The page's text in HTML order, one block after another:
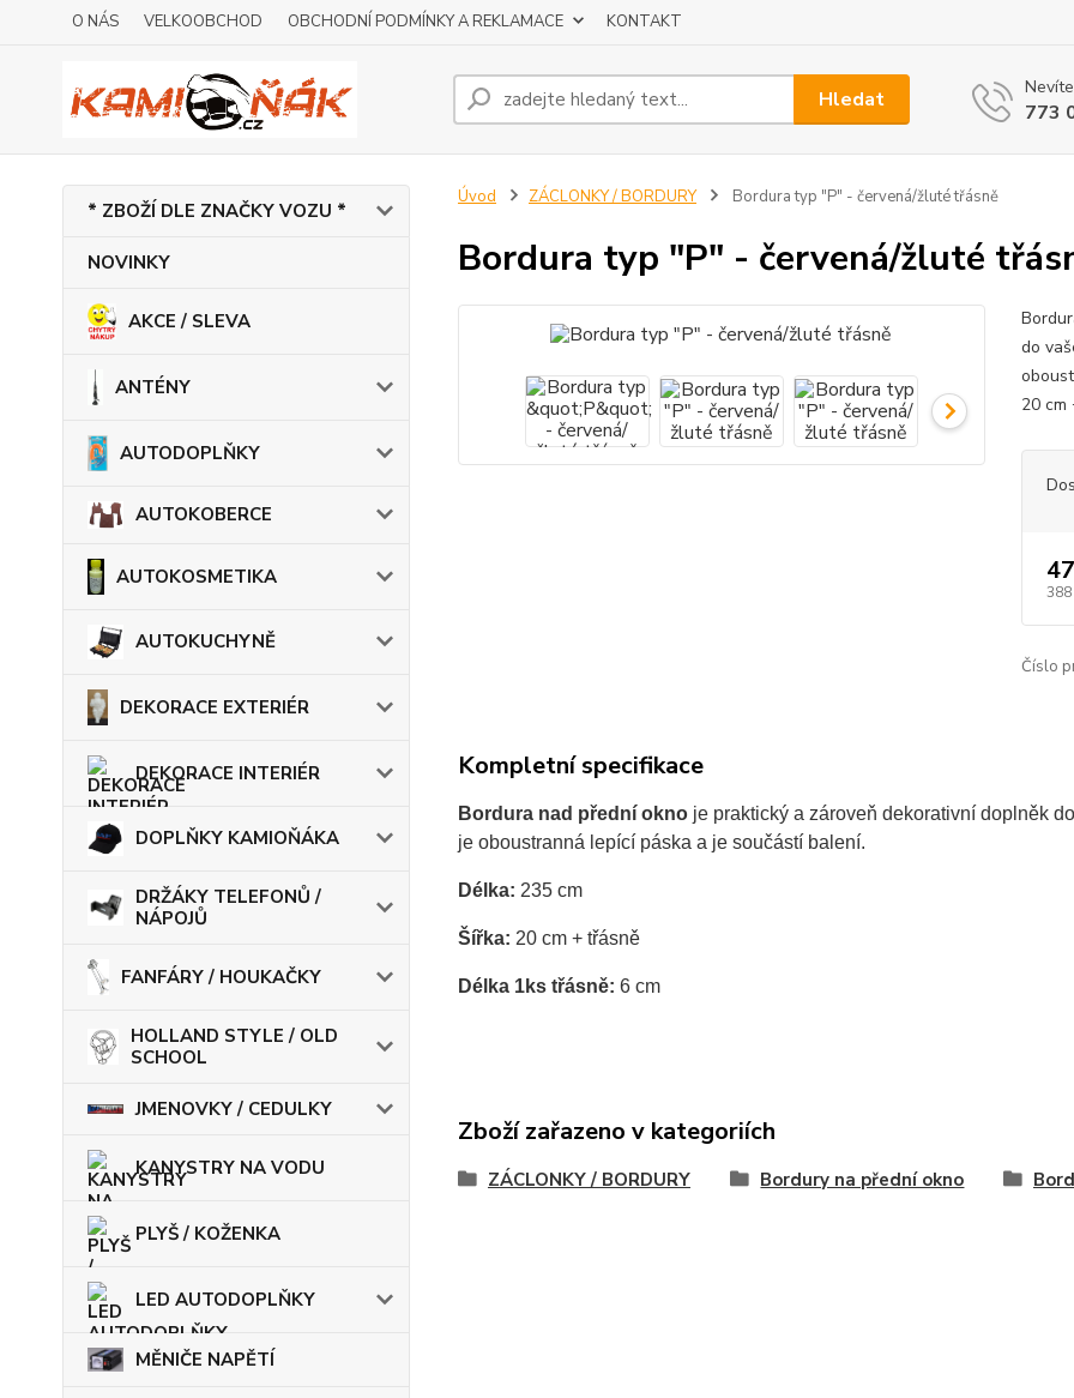
O NÁS VELKOOBCHOD OBCHODNÍ PODMÍNKY A REKLAMACE KONTAKT
Hledat
773
* ZBOŽÍ DLE ZNAČKY VOZU *
NOVINKY
AKCE / SLEVA
ANTÉNY
AUTODOPLŇKY
AUTOKOBERCE
AUTOKOSMETIKA
AUTOKUCHYNĚ
DEKORACE EXTERIÉR
DEKORACE INTERIÉR
DOPLŇKY KAMIOŇÁKA
DRŽÁKY TELEFONŮ /
NÁPOJŮ
FANFÁRY / HOUKAČKY
HOLLAND STYLE / OLD
SCHOOL
JMENOVKY / CEDULKY
KANYSTRY NA VODU
PLYŠ / KOŽENKA
LED AUTODOPLŇKY
MĚNIČE NAPĚTÍ
Úvod ZÁCLONKY / BORDURY Bordura typ "P" - červená/žluté třásně
Bordura typ "P" - červená/žluté
do
20 cm
388
Číslo
Kompletní specifikace
Bordura nad přední okno je praktický a zároveň dekorativní doplněk
je oboustranná lepící páska a je součástí balení.
Délka: 235 cm
Šířka: 20 cm + třásně
Délka 1ks třásně: 6 cm
Zboží zařazeno v kategoriích
ZÁCLONKY / BORDURY Bordury na přední okno